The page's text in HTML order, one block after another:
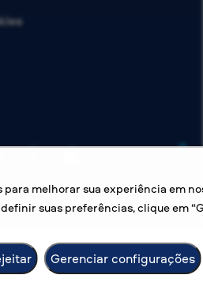
para melhorar sua experiência em
suas preferências, clique em
Gerenciar configurações